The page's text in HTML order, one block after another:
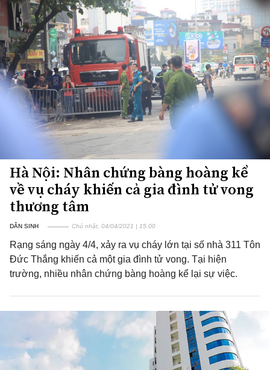
Hà Nội: Nhân chứng bàng hoàng kể
về vụ cháy khiến cả gia đình tử vong
thương tâm
DÂN SINH Chủ nhật, 04/04/2021 | 15:00
Rạng sáng ngày 4/4, xảy ra vụ cháy lớn tại số nhà 311 Tôn
Đức Thắng khiến cả một gia đình tử vong. Tại hiện
trường, nhiều nhân chứng bàng hoàng kể lại sự việc.